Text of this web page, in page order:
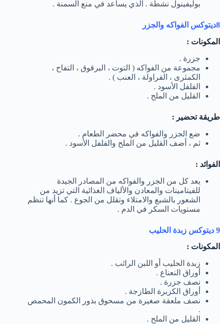
بوليفينول نشطة . الذي يساعد في منع السمنة .
8ديتوكس الفواكه والجزر
المكونات :
جزرة .
مجموعة من الفواكه ( التوت ، البرقوق ، التفاح ،
الكمثرى ، الفراولة ، العنب ) .
الفلفل الأسود .
القليل من الملح .
طريقة تحضير :
ضع الجزر والفواكه في محضر الطعام .
ثم ، أضف القليل من الملح والفلفل الأسود .
الفوائد :
يعد كل من الجزر والفواكه من المصادر الجيدة
للفيتامينات والمعادن والألياف الغذائية التي تزيد من
الشعور بالشبع والامتلاء وتقلل من الجوع . كما أنها تنظم
مستويات السكر في الدم .
9 ديتوكس زبدة الحليب
المكونات :
زبدة الحليب أو اللبن الرائب .
أوراق النعناع .
نصف جزرة .
أوراق الكزبرة الطازجة .
نصف ملعقة صغيرة من مسحوق بذور الكمون المحمص
.
القليل من الملح .